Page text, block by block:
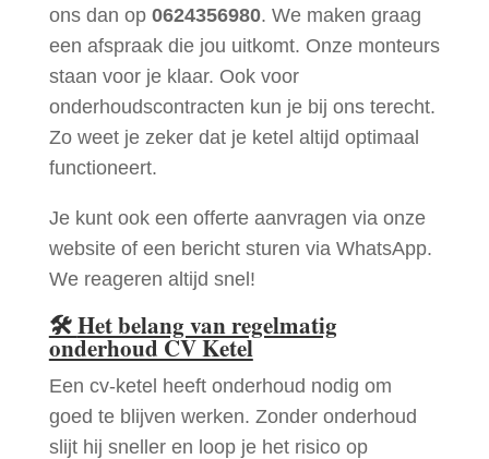
ons dan op 0624356980. We maken graag
een afspraak die jou uitkomt. Onze monteurs
staan voor je klaar. Ook voor
onderhoudscontracten kun je bij ons terecht.
Zo weet je zeker dat je ketel altijd optimaal
functioneert.
Je kunt ook een offerte aanvragen via onze
website of een bericht sturen via WhatsApp.
We reageren altijd snel!
🛠Het belang van regelmatig
onderhoud CV Ketel
Een cv-ketel heeft onderhoud nodig om
goed te blijven werken. Zonder onderhoud
slijt hij sneller en loop je het risico op